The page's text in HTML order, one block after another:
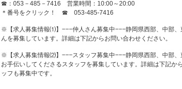
☎：053－485－7416 営業時間：10:00～20:00
＊番号をクリック！ ☎ 053-485-7416
※【求人募集情報⑴】−−−仲人さん募集中−−−静岡県西部、中部、
んを募集しています。詳細は下記からお問い合わせください。
※【求人募集情報⑵】−−−スタッフ募集中−−−静岡県西部、中部、
お手伝いしてくださるスタッフを募集しています。詳細は下記か
ッフも募集中です。